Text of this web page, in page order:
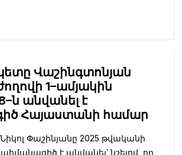
Վաշինգտոնյան
1–ամյակին
անվանել է
Հայաստանի համար
Փաշինյանը 2025 թվականի
է անվանել՝ նշելով, որ